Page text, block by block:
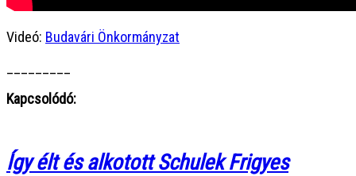
Videó: Budavári Önkormányzat
Kapcsolódó:
Így élt és alkotott Schulek Frigyes